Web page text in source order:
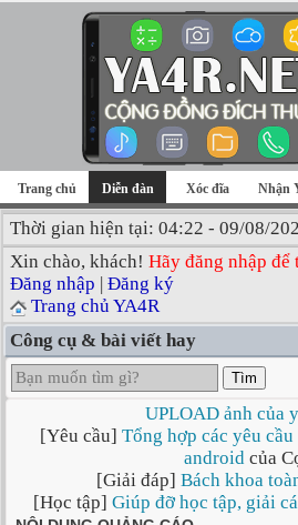
Trang chủ Diễn đàn Xóc đĩa Nhận
Thời gian hiện tại: 04:22 - 09/08/
Xin chào, khách! Hãy đăng nhập để
Đăng nhập | Đăng ký
Trang chủ YA4R
Công cụ & bài viết hay
Tìm
UPLOAD ảnh của
[Yêu cầu] Tổng hợp các yêu
androidcủa
[Giải đáp] Bách khoa
[Học tập] Giúp đỡ học tập, giải